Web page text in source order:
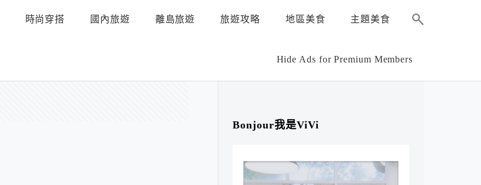
時尚穿搭 國內旅遊 離島旅遊 旅遊攻略 地區美食 主題美食
Hide Ads for Premium Members
Bonjour我是ViVi